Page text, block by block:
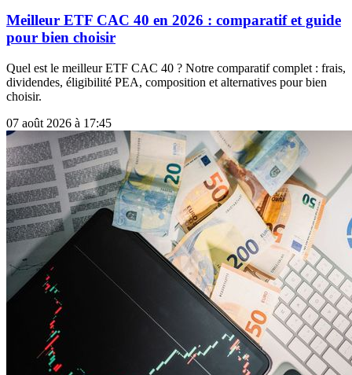
Meilleur ETF CAC 40 en 2026 : comparatif et guide
pour bien choisir
Quel est le meilleur ETF CAC 40 ? Notre comparatif complet : frais,
dividendes, éligibilité PEA, composition et alternatives pour bien
choisir.
07 août 2026 à 17:45